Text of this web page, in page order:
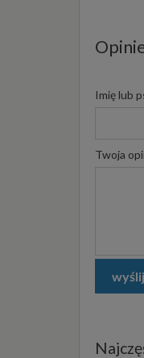
Imię lub
Twoja
wyślij